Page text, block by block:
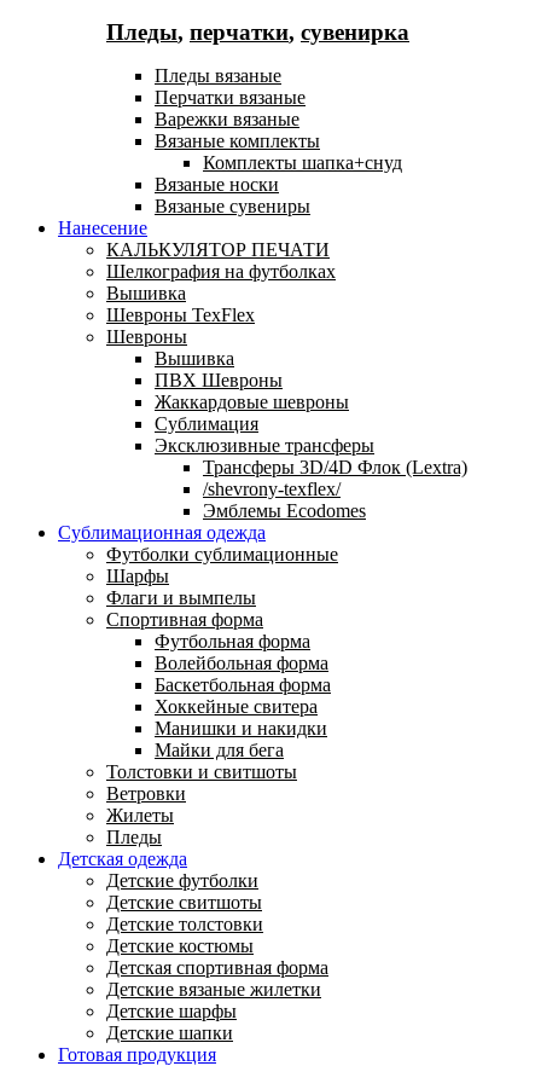
Пледы, перчатки, сувенирка
Пледы вязаные
Перчатки вязаные
Варежки вязаные
Вязаные комплекты
Комплекты шапка+снуд
Вязаные носки
Вязаные сувениры
Нанесение
КАЛЬКУЛЯТОР ПЕЧАТИ
Шелкография на футболках
Вышивка
Шевроны TexFlex
Шевроны
Вышивка
ПВХ Шевроны
Жаккардовые шевроны
Сублимация
Эксклюзивные трансферы
Трансферы 3D/4D Флок (Lextra)
/shevrony-texflex/
Эмблемы Ecodomes
Сублимационная одежда
Футболки сублимационные
Шарфы
Флаги и вымпелы
Спортивная форма
Футбольная форма
Волейбольная форма
Баскетбольная форма
Хоккейные свитера
Манишки и накидки
Майки для бега
Толстовки и свитшоты
Ветровки
Жилеты
Пледы
Детская одежда
Детские футболки
Детские свитшоты
Детские толстовки
Детские костюмы
Детская спортивная форма
Детские вязаные жилетки
Детские шарфы
Детские шапки
Готовая продукция